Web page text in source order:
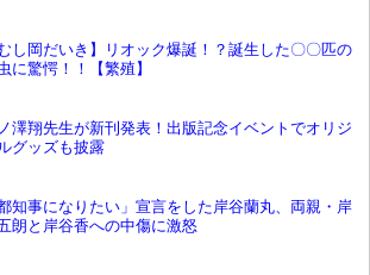
むし岡だいき】リオック爆誕！？誕生した〇〇匹の
に驚愕！！【繁殖】
澤翔先生が新刊発表！出版記念イベントでオリジ
グッズも披露
都知事になりたい」宣言をした岸谷蘭丸、両親・岸
朗と岸谷香への中傷に激怒